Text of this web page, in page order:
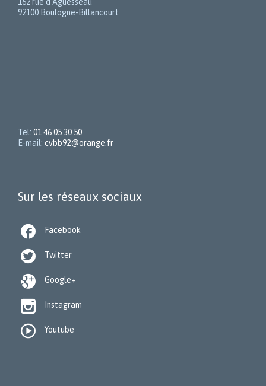
92100 Boulogne-Billancourt
Tel: 01 46 05 30 50
E-mail: cvbb92@orange.fr
Sur les réseaux sociaux
 Facebook
 Twitter
 Google+
 Instagram
 Youtube